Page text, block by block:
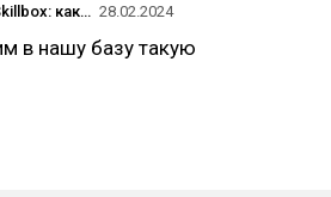
Служба заботы Skillbox: как ChatGPT-бот забрал 25% обращений и позволил нам уделять больше внимания сложным запросам 28.02.2024
в нашу базу такую